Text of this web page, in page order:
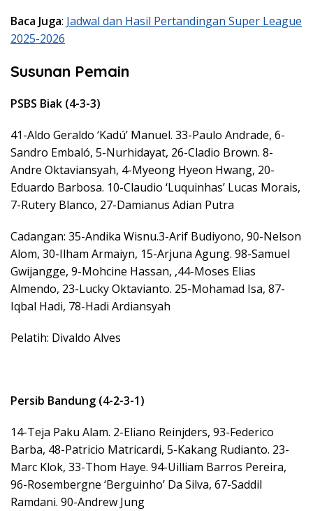
Baca Juga: Jadwal dan Hasil Pertandingan Super League
2025-2026
Susunan Pemain
PSBS Biak (4-3-3)
41-Aldo Geraldo ‘Kadú’ Manuel. 33-Paulo Andrade, 6-
Sandro Embaló, 5-Nurhidayat, 26-Cladio Brown. 8-
Andre Oktaviansyah, 4-Myeong Hyeon Hwang, 20-
Eduardo Barbosa. 10-Claudio ‘Luquinhas’ Lucas Morais,
7-Rutery Blanco, 27-Damianus Adian Putra
Cadangan: 35-Andika Wisnu.3-Arif Budiyono, 90-Nelson
Alom, 30-Ilham Armaiyn, 15-Arjuna Agung. 98-Samuel
Gwijangge, 9-Mohcine Hassan, ,44-Moses Elias
Almendo, 23-Lucky Oktavianto. 25-Mohamad Isa, 87-
Iqbal Hadi, 78-Hadi Ardiansyah
Pelatih: Divaldo Alves
Persib Bandung (4-2-3-1)
14-Teja Paku Alam. 2-Eliano Reinjders, 93-Federico
Barba, 48-Patricio Matricardi, 5-Kakang Rudianto. 23-
Marc Klok, 33-Thom Haye. 94-Uilliam Barros Pereira,
96-Rosembergne ‘Berguinho’ Da Silva, 67-Saddil
Ramdani. 90-Andrew Jung